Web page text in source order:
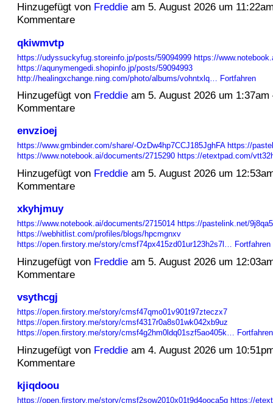
Hinzugefügt von Freddieam 5. August 2026 um
Kommentare
qkiwmvtp
https://udyssuckyfug.storeinfo.jp/posts/59094999 https://
https://aqunymengedi.shopinfo.jp/posts/59094993
http://healingxchange.ning.com/photo/albums/vohntxlq…
Fortfahren
Hinzugefügt von Freddieam 5. August 2026 um
Kommentare
envzioej
https://www.gmbinder.com/share/-OzDw4hp7CCJ185JghFA https://
https://www.notebook.ai/documents/2715290 https://etextpad.com/
Hinzugefügt von Freddieam 5. August 2026 um
Kommentare
xkyhjmuy
https://www.notebook.ai/documents/2715014 https://pastelink.net/
https://webhitlist.com/profiles/blogs/hpcmgnxv
https://open.firstory.me/story/cmsf74px415zd01ur123h2s7l… Fortfahren
Hinzugefügt von Freddieam 5. August 2026 um
Kommentare
vsythcgj
https://open.firstory.me/story/cmsf47qmo01v901t97zteczx7
https://open.firstory.me/story/cmsf4317r0a8s01wk042xb9uz
https://open.firstory.me/story/cmsf4g2hm0ldq01szf5ao405k… Fortfahren
Hinzugefügt von Freddieam 4. August 2026 um
Kommentare
kjiqdoou
https://open.firstory.me/story/cmsf2sow2010x01t9d4ooca5q https://